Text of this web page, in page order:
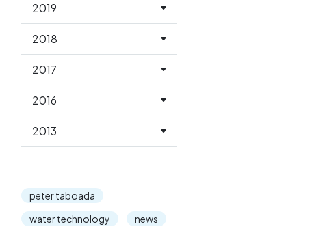
2019
2018
2017
2016
2013
peter taboada
water technology
news